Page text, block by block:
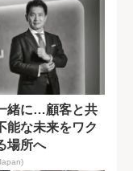
緒に…顧客と共
能な未来をワク
場所へ